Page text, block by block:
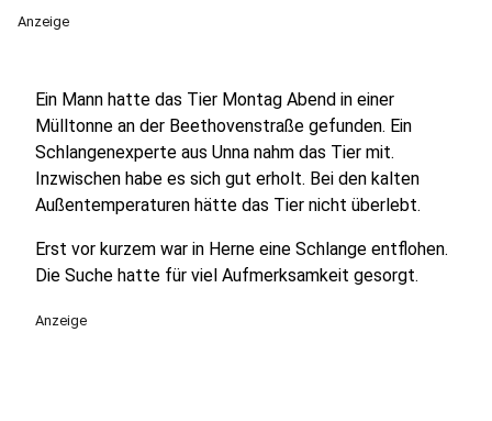
Anzeige
Ein Mann hatte das Tier Montag Abend in einer
Mülltonne an der Beethovenstraße gefunden. Ein
Schlangenexperte aus Unna nahm das Tier mit.
Inzwischen habe es sich gut erholt. Bei den kalten
Außentemperaturen hätte das Tier nicht überlebt.
Erst vor kurzem war in Herne eine Schlange entflohen.
Die Suche hatte für viel Aufmerksamkeit gesorgt.
Anzeige